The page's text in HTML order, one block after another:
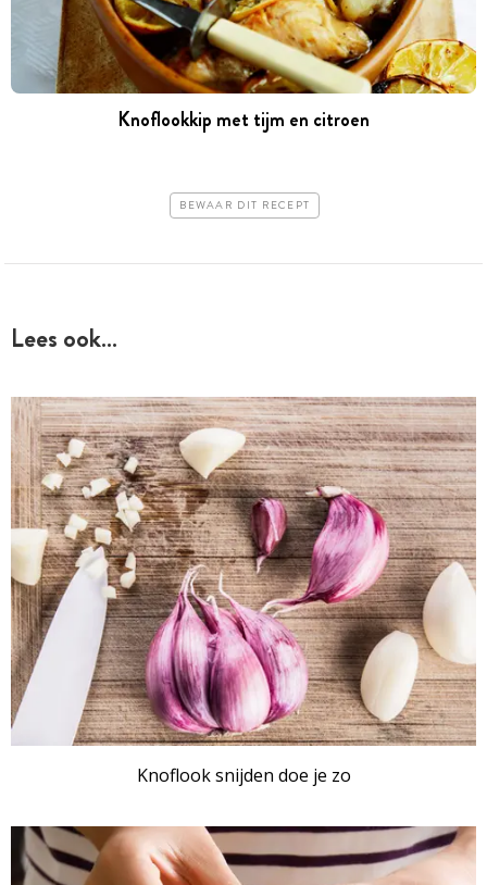
Knoflookkip met tijm en citroen
BEWAAR DIT RECEPT
Lees ook…
Knoflook snijden doe je zo